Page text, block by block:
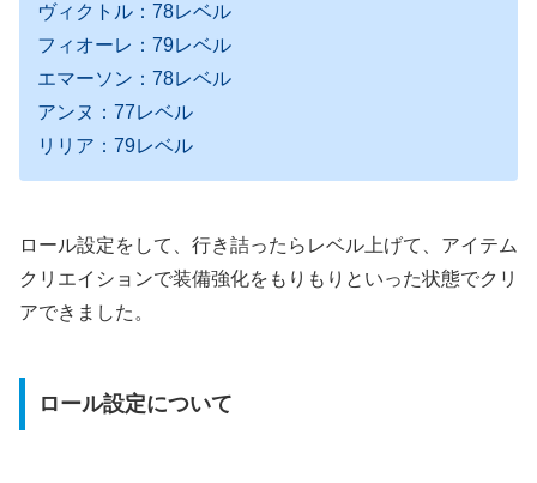
ヴィクトル：78レベル
フィオーレ：79レベル
エマーソン：78レベル
アンヌ：77レベル
リリア：79レベル
ロール設定をして、行き詰ったらレベル上げて、アイテム
クリエイションで装備強化をもりもりといった状態でクリ
アできました。
ロール設定について